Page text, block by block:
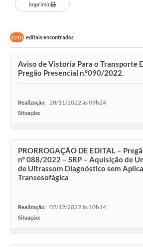
Imprimir
1210 editais encontrados
Aviso de Vistoria Para o Transporte
Pregão Presencial n.°090/2022.
Realização: 28/11/2022 às 09h24
Situação:
PRORROGAÇÃO DE EDITAL –
n° 088/2022 – SRP – Aquisição de
de Ultrassom Diagnóstico sem
Transesofágica
Realização: 02/12/2022 às 10h14
Situação: